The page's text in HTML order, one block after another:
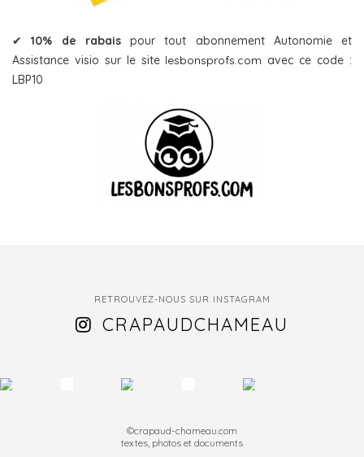
✔10% de rabaispour tout abonnement Autonomie et
Assistance visio sur le site lesbonsprofs.com avec ce code :
LBP10
RETROUVEZ-NOUS SUR INSTAGRAM
CRAPAUDCHAMEAU
©crapaud-chameau.com
textes, photos et documents